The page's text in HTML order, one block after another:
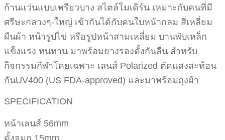
ก้านแว่นแบบเพรียวบาง สไตล์โมเดิร์น เหมาะกับคนที่มี
ศรีษะกลางๆ-ใหญ่ เข้ากันได้กับคนใบหน้ากลม สี่เหลี่ยม
ผืนผ้า หน้ารูปไข่ หรือรูปหน้าสามเหลี่ยม บานพับเหล็ก
แข็งแรง ทนทาน มาพร้อมยางรองดั้งกันลื่น สำหรับ
กิจกรรมกีฬาโดยเฉพาะ เลนส์ Polarized ตัดแสงสะท้อน
กันUV400 (US FDA-approved) และมาพร้อมถุงผ้า
SPECIFICATION
หน้าเลนส์ 56mm